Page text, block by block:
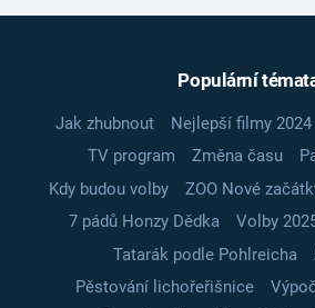
Populární
Jak zhubnout Nejlepší filmy 2024
TV program
Změna času
Kdy budou volby
ZOO Nové
7 pádů Honzy Dědka
Volby
Tatarák podle Pohlreicha
Pěstování lichořeřišnice